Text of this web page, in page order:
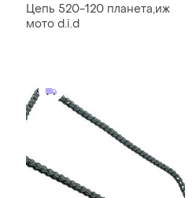
Цепь 520-120 планета,иж
мото d.i.d